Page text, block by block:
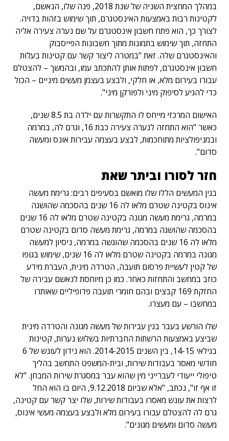
במהלך המחצית השניה של שנת 2018, פנה שלו, הנאשם,
לקטינות רבות באמצעות האינסטגרם, תוך שימוש בזהות בדויה.
לצורך כך, הוא פתח חשבון אינסטגרם על שם נערה צעירה אליה
התחזה, תוך שימוש בתמונות מתוך חשבונות הפייסבוק
והאינסטגרם שלה. זאת "במטרה ליצור קשר עם קטינות בעלות
חשבון אינסטגרם, לפתות אותן להתכתב עמו, ובהמשך – להצטלם
עבורו בעירום מלא, או חלקי, ולבצע בעצמן מעשים מיניים – הכול
כדי להגיע לסיפוק מיני ולפורקן מיני".
האישום המרכזי מייחס לו התקשרות עם ילדה בת 8.5 שנים,
כאשר "הוא התחזה לנערה צעירה כבת 16, וגרם לה, במרמה
ובמניפולציות מתוחכמות, לבצע בעצמה עבירות אונס ומעשה
סדום".
חזר לסורו וביתר שאת
בגין המעשים הללו שלו מואשם בסעיפים רבים: גרימת מעשה
אינוס בקטינה שטרם מלאו לה 16 שנים בהסכמה שהושגה
במרמה, גרימת מעשה מגונה בקטינה שטרם מלאו לה 16 שנים
בהסכמה שהושגה במרמה, גרימת מעשה סדום בקטינה שטרם
מלאו לה 16 שנים בהסכמה שהוגשה במרמה, ניסיון למעשה
מגונה במרמה בקטינה שטרם מלאו לה 16 שנים, שימוש בגופו
של קטין לעשיית פרסום תועבה, הטרדה מינית, העברת מידע
כוזב במחשב והתחזות כאחר. כמו כן מיוחסת לנאשם עבירה של
החזקת 169 קבצים ובהם חומרי תועבה פדופיליים שאותרו
במחשבו – עם מעצרו.
שלו הורשע בעבר בגין עבירות של מעשה מגונה והטרדה מינית
שביצע באמצעות הרשתות החברתיות בשלוש נערות, קטינות
בגילאי 14-15, בין השנים 2014-2015. הוא נידון לעונש של 6
חודשי מאסר בעבודות שירות, ובית-המשפט התחשב בהליך
טיפולי ייעודי לעברייני מין שהוא עבר במסגרת שירות המבחן. "לא
זו אף זו", נכתב, "אלא שביום 9.12.2018, היום בו הוא החל
לרצות את עונש מאסרו בעבודות שירות, שלו יצר קשר עם קטינה,
גרם לה להצטלם עבורו בעירום מלא ולבצע בעצמה מעשי אינוס,
מעשה סדום ומעשים מגונים".